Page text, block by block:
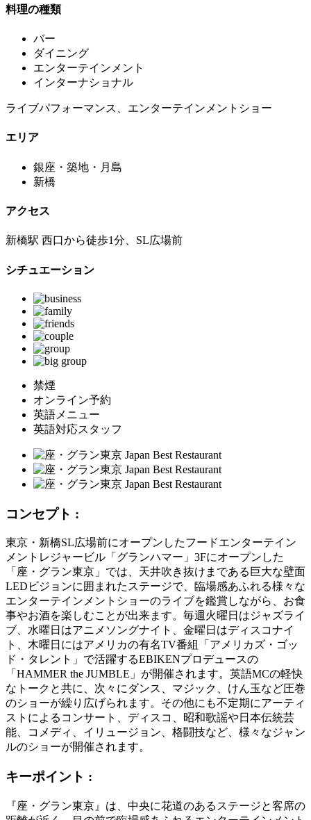
料理の種類
バー
ダイニング
エンターテインメント
インターナショナル
ライブパフォーマンス、エンターテインメントショー
エリア
銀座・築地・月島
新橋
アクセス
新橋駅 西口から徒歩1分、SL広場前
シチュエーション
禁煙
オンライン予約
英語メニュー
英語対応スタッフ
コンセプト :
東京・新橋SL広場前にオープンしたフードエンターテイン
メントレジャービル「グランハマー」 3Fにオープンした
「座・グラン東京」では、天井吹き抜けまである巨大な壁面
LED ビジョンに囲まれたステージで、臨場感あふれる様々な
エンターテインメントショーのライブを鑑賞しながら、お食
事やお酒を楽しむことが出来ます。毎週火曜日はジャズライ
ブ、水曜日はアニメソングナイト、金曜日はディスコナイ
ト、木曜日にはアメリカの有名TV番組「アメリカズ・ゴッ
ド・タレント」で活躍するEBIKENプロデュースの
「 HAMMER the JUMBLE 」が開催されます。英語MCの軽快
なトークと共に、次々にダンス、マジック、けん玉など圧巻
のショーが繰り広げられます。その他にも不定期にアーティ
ストによるコンサート、ディスコ、昭和歌謡や日本伝統芸
能、コメディ、イリュージョン、格闘技など、様々なジャン
ルのショーが開催されます。
キーポイント :
『座・グラン東京』は、中央に花道のあるステージと客席の